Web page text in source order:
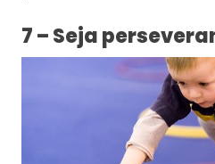
7 – Seja